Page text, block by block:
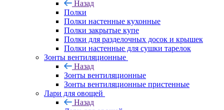
Назад
Полки
Полки настенные кухонные
Полки закрытые купе
Полки для разделочных досок и крышек
Полки настенные для сушки тарелок
Зонты вентиляционные
Назад
Зонты вентиляционные
Зонты вентиляционные пристенные
Лари для овощей
Назад